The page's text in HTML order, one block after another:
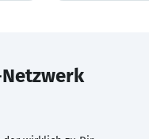
Netzwerk